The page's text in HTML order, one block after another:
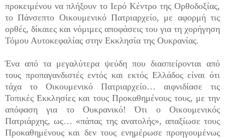
προκειμένου να πλήξουν το Ιερό Κέντρο της Ορθοδοξίας,
το Πάνσεπτο Οικουμενικό Πατριαρχείο, με αφορμή τις
ορθές, δίκαιες και νόμιμες αποφάσεις του για τη χορήγηση
Τόμου Αυτοκεφαλίας στην Εκκλησία της Ουκρανίας.
Ένα από τα μεγαλύτερα ψεύδη που διασπείρονται από
τους προπαγανδιστές εντός και εκτός Ελλάδος είναι ότι
τάχα το Οικουμενικό Πατριαρχείο… αιφνιδίασε τις
Τοπικές Εκκλησίες και τους Προκαθημένους τους, με την
απόφαση για το Ουκρανικό! Ότι ο Οικουμενικός
Πατριάρχης, ως… «πάπας της ανατολής», απαξίωσε τους
Προκαθημένους και δεν τους ενημέρωσε προηγουμένως